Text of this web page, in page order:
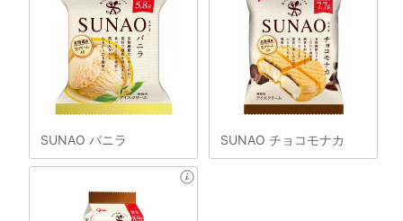
SUNAO バニラ SUNAO チョコモナカ